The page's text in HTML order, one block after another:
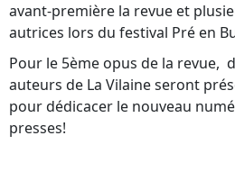
avant-première la revue et
autrices lors du festival Pré en
Pour le 5ème opus de la revue,
auteurs de La Vilaine seront
pour dédicacer le nouveau
presses!